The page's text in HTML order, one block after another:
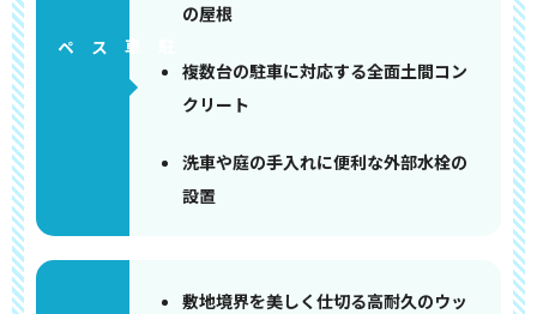
の屋根
複数台の駐車に対応する全面土間コン
クリート
洗車や庭の手入れに便利な外部水栓の
設置
敷地境界を美しく仕切る高耐久のウッ